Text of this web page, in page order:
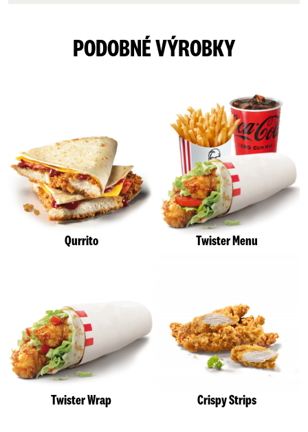
PODOBNÉ VÝROBKY
Qurrito Twister Menu
Twister Wrap Crispy Strips